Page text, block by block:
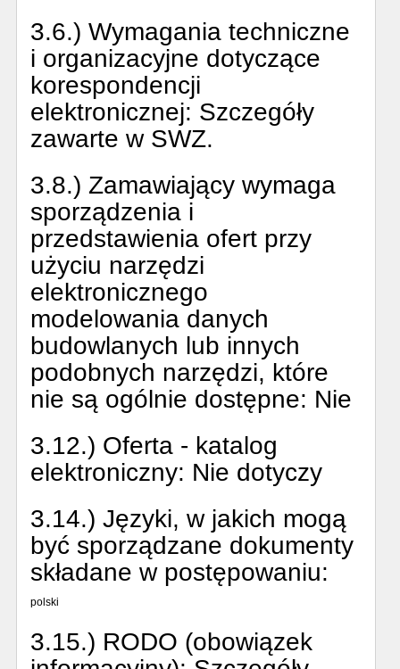
3.6.) Wymagania techniczne
i organizacyjne dotyczące
korespondencji
elektronicznej: Szczegóły
zawarte w SWZ.
3.8.) Zamawiający wymaga
sporządzenia i
przedstawienia ofert przy
użyciu narzędzi
elektronicznego
modelowania danych
budowlanych lub innych
podobnych narzędzi, które
nie są ogólnie dostępne: Nie
3.12.) Oferta - katalog
elektroniczny: Nie dotyczy
3.14.) Języki, w jakich mogą
być sporządzane dokumenty
składane w postępowaniu:
polski
3.15.) RODO (obowiązek